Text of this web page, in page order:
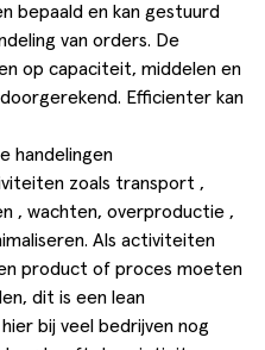
bepaald en kan gestuurd
van orders. De
op capaciteit, middelen en
Efficienter kan
handelingen
zoals transport ,
, wachten, overproductie ,
Als activiteiten
product of proces moeten
dit is een lean
bij veel bedrijven nog